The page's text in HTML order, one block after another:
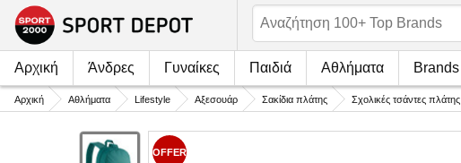
Αρχική Άνδρες Γυναίκες Παιδιά Αθλήματα Brands
Αρχική Αθλήματα Lifestyle Αξεσουάρ Σακίδια πλάτης Σχολικές τσάντες πλάτης
OFFER